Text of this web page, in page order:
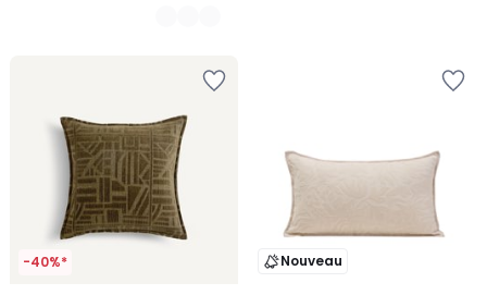
-40%* Nouveau